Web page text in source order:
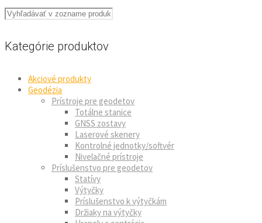
Kategórie produktov
Akciové produkty
Geodézia
Prístroje pre geodetov
Totálne stanice
GNSS zostavy
Laserové skenery
Kontrolné jednotky/softvér
Nivelačné prístroje
Príslušenstvo pre geodetov
Statívy
Výtyčky
Príslušenstvo k výtyčkám
Držiaky na výtyčky